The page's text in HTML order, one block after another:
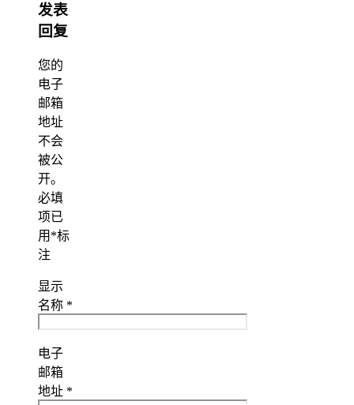
发表
回复
您的
电子
邮箱
地址
不会
被公
开。
必填
项已
用 *标
注
显示
名称 *
电子
邮箱
地址 *